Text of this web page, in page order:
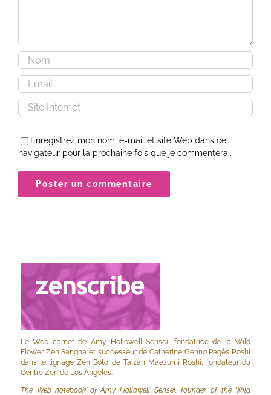
Enregistrez mon nom, e-mail et site Web dans ce
navigateur pour la prochaine fois que je commenterai.
Le Web carnet de Amy Hollowell Sensei, fondatrice de la Wild
Flower Zen Sangha et successeur de Catherine Genno Pagès Roshi
dans le lignage Zen Soto de Taizan Maezumi Roshi, fondateur du
Centre Zen de Los Angeles.
The Web notebook of Amy Hollowell Sensei, founder of the Wild